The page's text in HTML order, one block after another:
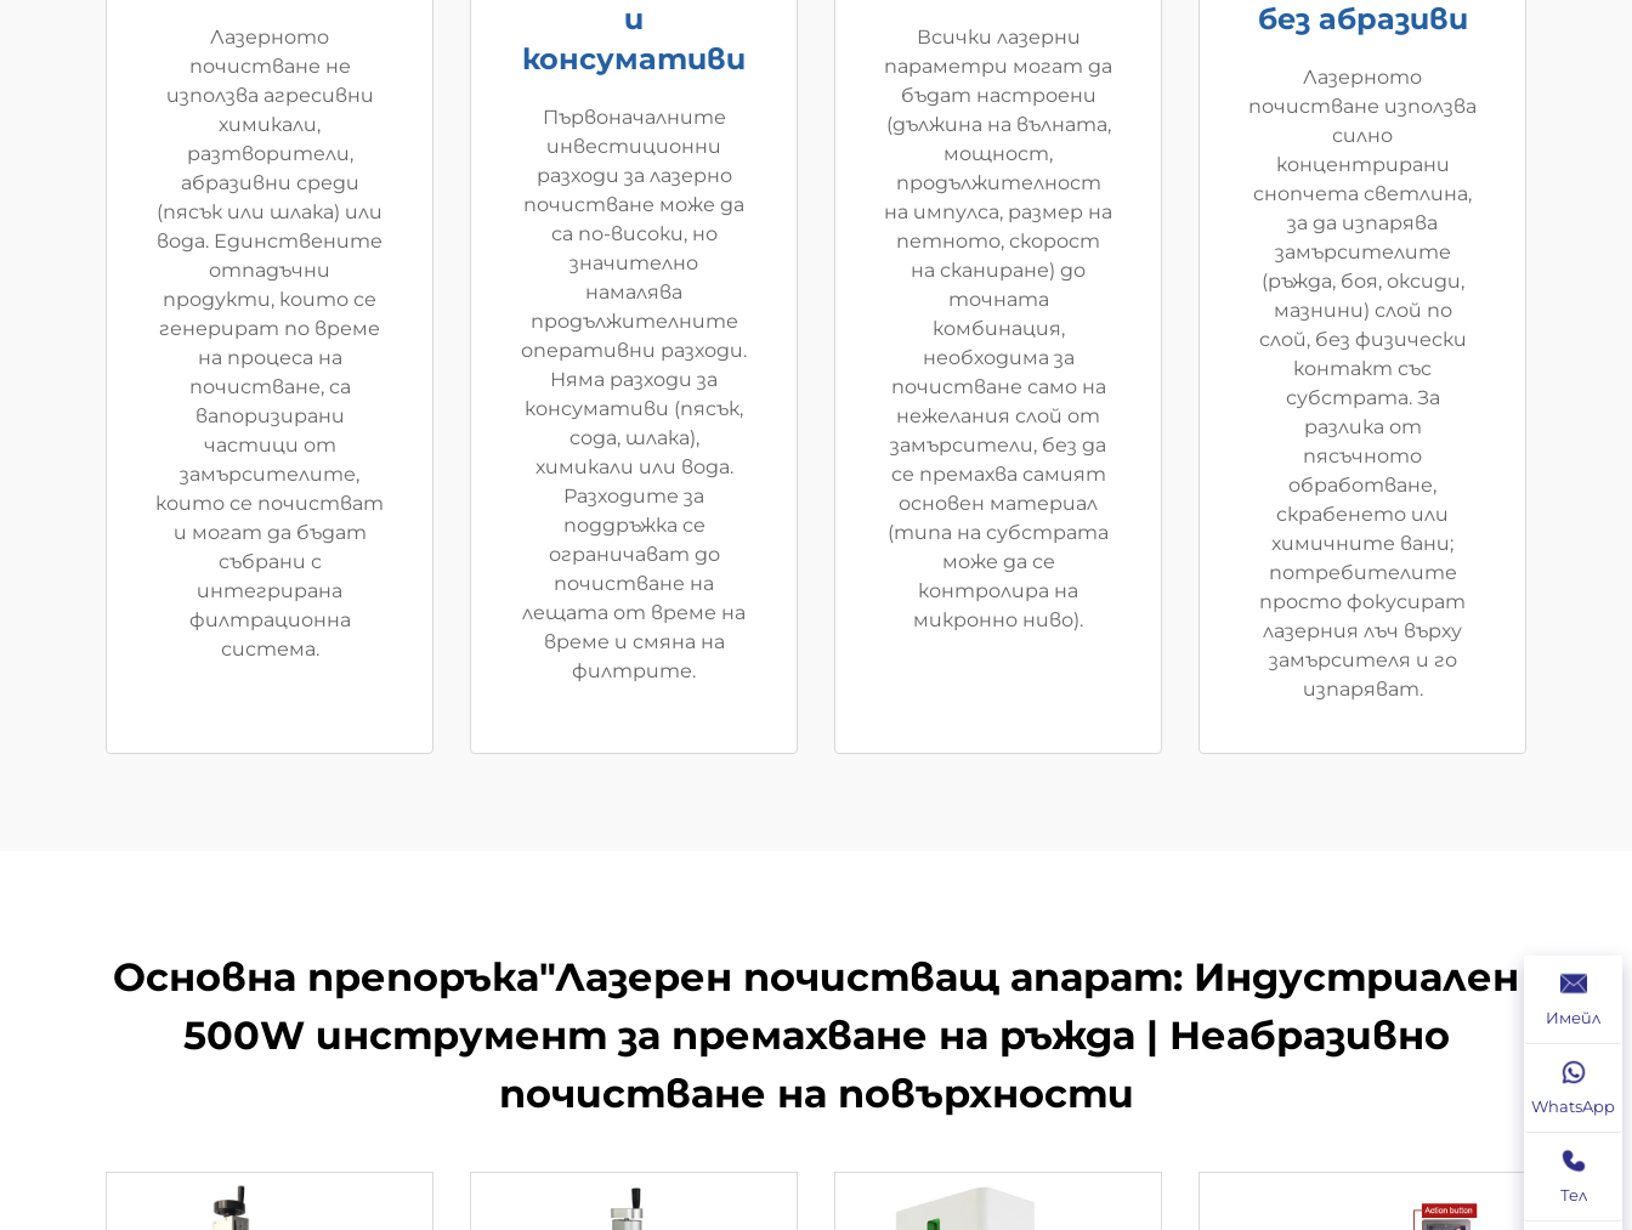
Лазерното
почистване не
използва агресивни
химикали,
разтворители,
абразивни среди
(пясък или шлака) или
вода. Единствените
отпадъчни
продукти, които се
генерират по време
на процеса на
почистване, са
вапоризирани
частици от
замърсителите,
които се почистват
и могат да бъдат
събрани с
интегрирана
филтрационна
система.
и
консумативи
Първоначалните
инвестиционни
разходи за лазерно
почистване може да
са по-високи, но
значително
намалява
продължителните
оперативни разходи.
Няма разходи за
консумативи (пясък,
сода, шлака),
химикали или вода.
Разходите за
поддръжка се
ограничават до
почистване на
лещата от време на
време и смяна на
филтрите.
Всички лазерни
параметри могат да
бъдат настроени
(дължина на вълната,
мощност,
продължителност
на импулса, размер на
петното, скорост
на сканиране) до
точната
комбинация,
необходима за
почистване само на
нежелания слой от
замърсители, без да
се премахва самият
основен материал
(типа на субстрата
може да се
контролира на
микронно ниво).
без абразиви
Лазерното
почистване използва
силно
концентрирани
снопчета светлина,
за да изпарява
замърсителите
(ръжда, боя, оксиди,
мазнини) слой по
слой, без физически
контакт със
субстрата. За
разлика от
пясъчното
обработване,
скрабенето или
химичните вани;
потребителите
просто фокусират
лазерния лъч върху
замърсителя и го
изпаряват.
Основна препоръка​​​​"Лазерен почистващ апарат: Индустриален
500W инструмент за премахване на ръжда | Неабразивно
почистване на повърхности
Имейл
WhatsApp
Тел